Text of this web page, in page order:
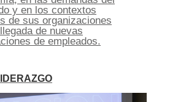
y en los contextos
de sus organizaciones
de nuevas
de empleados.